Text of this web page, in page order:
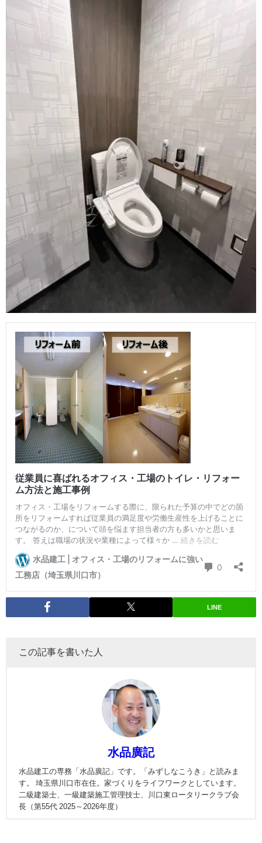
LINE
この記事を書いた人
水品廣記
水品建工の専務「水品廣記」です。「みずしなこうき」と読みま
す。 埼玉県川口市在住。家づくりをライフワークとしています。
二級建築士、一級建築施工管理技士、川口東ロータリークラブ会
長（第55代 2025～2026年度）